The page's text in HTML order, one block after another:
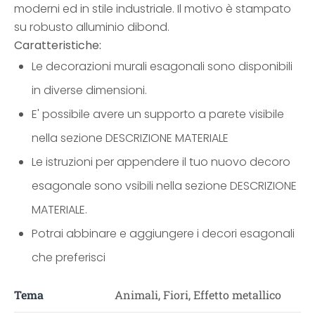
moderni ed in stile industriale. Il motivo è stampato
su robusto alluminio dibond.
Caratteristiche:
Le decorazioni murali esagonali sono disponibili
in diverse dimensioni.
E' possibile avere un supporto a parete visibile
nella sezione DESCRIZIONE MATERIALE
Le istruzioni per appendere il tuo nuovo decoro
esagonale sono vsibili nella sezione DESCRIZIONE
MATERIALE.
Potrai abbinare e aggiungere i decori esagonali
che preferisci
Tema Animali, Fiori, Effetto metallico